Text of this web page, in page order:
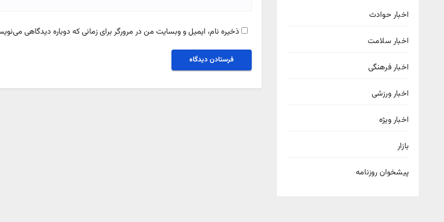
اخبار حوادث
اخبار سلامت
اخبار فرهنگی
اخبار ورزشی
اخبار ویژه
بازار
پیشخوان روزنامه
ذخیره نام، ایمیل و وبسایت من در مرورگر برای زمانی که دوباره دیدگاهی